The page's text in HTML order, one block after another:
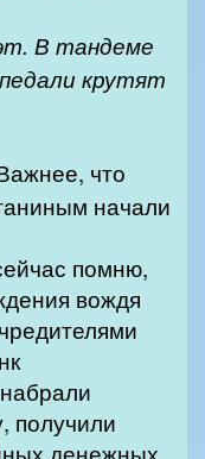
В тандеме
крутят
что
начали
помню,
вождя
получили
денежных